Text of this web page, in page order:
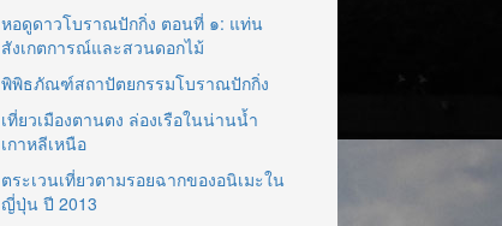
หอดูดาวโบราณปักกิ่ง ตอนที่ ๑: แท่น
สังเกตการณ์และสวนดอกไม้
พิพิธภัณฑ์สถาปัตยกรรมโบราณปักกิ่ง
เที่ยวเมืองตานตง ล่องเรือในน่านน้ำ
เกาหลีเหนือ
ตระเวนเที่ยวตามรอยฉากของอนิเมะใน
ญี่ปุ่น ปี 2013